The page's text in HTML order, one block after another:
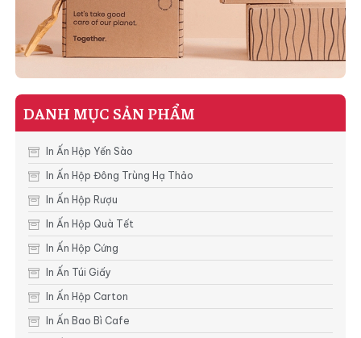
DANH MỤC SẢN PHẨM
In Ấn Hộp Yến Sào
In Ấn Hộp Đông Trùng Hạ Thảo
In Ấn Hộp Rượu
In Ấn Hộp Quà Tết
In Ấn Hộp Cứng
In Ấn Túi Giấy
In Ấn Hộp Carton
In Ấn Bao Bì Cafe